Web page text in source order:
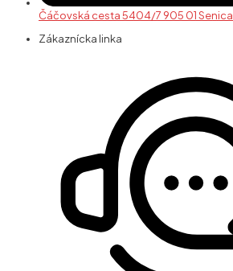
Čáčovská cesta 5404/7 905 01 Senica
Zákaznícka linka